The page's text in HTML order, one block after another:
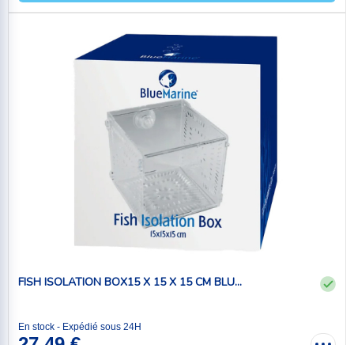
FISH ISOLATION BOX15 X 15 X 15 CM BLU...
En stock - Expédié sous 24H